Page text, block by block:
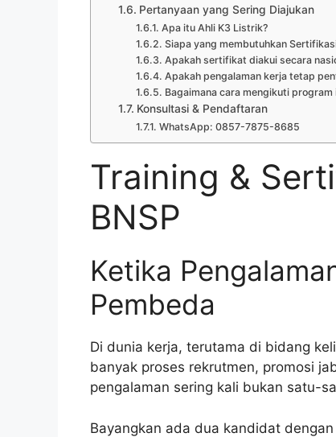
Pertanyaan yang Sering Diajukan
Apa itu Ahli K3 Listrik?
Siapa yang membutuhkan
Apakah sertifikat diakui secara
Apakah pengalaman kerja tetap
Bagaimana cara mengikuti program
Konsultasi & Pendaftaran
WhatsApp: 0857-7875-8685
Training &
BNSP
Ketika
Pembeda
Di dunia kerja, terutama di bidang
banyak proses rekrutmen, promosi
pengalaman sering kali bukan satu-
Bayangkan ada dua kandidat